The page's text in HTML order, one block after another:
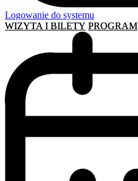
Logowanie do systemu
WIZYTA I BILETY PROGRAM